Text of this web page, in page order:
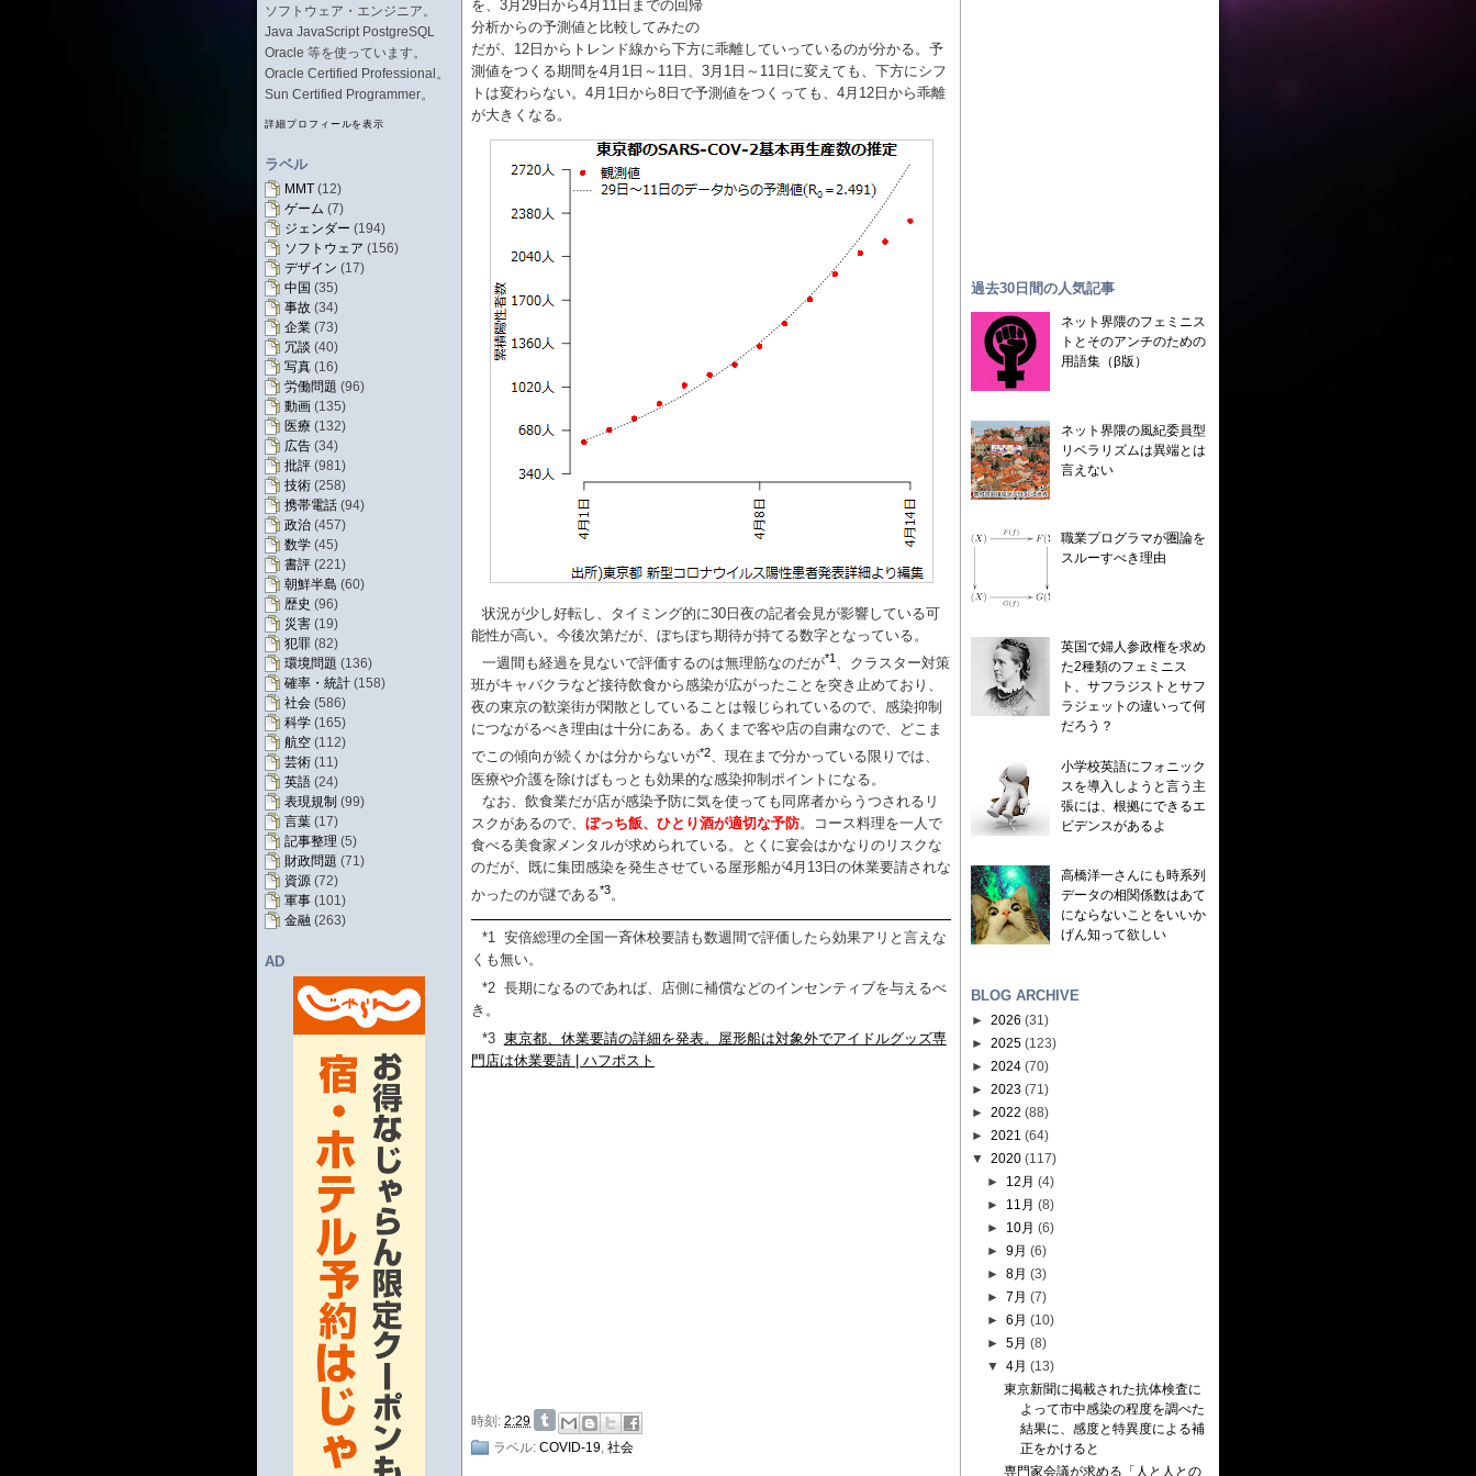
ソフトウェア・エンジニア。
Java JavaScript PostgreSQL
Oracle 等を使っています。
Oracle Certified Professional。
Sun Certified Programmer。
詳細プロフィールを表示
ラベル
MMT (12)
ゲーム (7)
ジェンダー (194)
ソフトウェア (156)
デザイン (17)
中国 (35)
事故 (34)
企業 (73)
冗談 (40)
写真 (16)
労働問題 (96)
動画 (135)
医療 (132)
広告 (34)
批評 (981)
技術 (258)
携帯電話 (94)
政治 (457)
数学 (45)
書評 (221)
朝鮮半島 (60)
歴史 (96)
災害 (19)
犯罪 (82)
環境問題 (136)
確率・統計 (158)
社会 (586)
科学 (165)
航空 (112)
芸術 (11)
英語 (24)
表現規制 (99)
言葉 (17)
記事整理 (5)
財政問題 (71)
資源 (72)
軍事 (101)
金融 (263)
AD
を、3月29日から4月11日までの回帰
分析からの予測値と比較してみたの
だが、12日からトレンド線から下方に乖離していっているのが分かる。予
測値をつくる期間を4月1日～11日、3月1日～11日に変えても、下方にシフ
トは変わらない。4月1日から8日で予測値をつくっても、4月12日から乖離
が大きくなる。
状況が少し好転し、タイミング的に30日夜の記者会見が影響している可
能性が高い。今後次第だが、ぼちぼち期待が持てる数字となっている。
一週間も経過を見ないで評価するのは無理筋なのだが*1、クラスター対策
班がキャバクラなど接待飲食から感染が広がったことを突き止めており、
夜の東京の歓楽街が閑散としていることは報じられているので、感染抑制
につながるべき理由は十分にある。あくまで客や店の自粛なので、どこま
でこの傾向が続くかは分からないが*2、現在まで分かっている限りでは、
医療や介護を除けばもっとも効果的な感染抑制ポイントになる。
なお、飲食業だが店が感染予防に気を使っても同席者からうつされるリ
スクがあるので、 ぼっち飯、ひとり酒が適切な予防。コース料理を一人で
食べる美食家メンタルが求められている。とくに宴会はかなりのリスクな
のだが、既に集団感染を発生させている屋形船が4月13日の休業要請されな
かったのが謎である*3。
*1
安倍総理の全国一斉休校要請も数週間で評価したら効果アリと言えな
くも無い。
*2 長期になるのであれば、店側に補償などのインセンティブを与えるべ
き。
*3 東京都、休業要請の詳細を発表。屋形船は対象外でアイドルグッズ専
門店は休業要請 | ハフポスト
時刻: 2:29
ラベル: COVID-19 社会
過去30日間の人気記事
ネット界隈のフェミニス
トとそのアンチのための
用語集（β版）
ネット界隈の風紀委員型
リベラリズムは異端とは
言えない
職業プログラマが圏論を
スルーすべき理由
英国で婦人参政権を求め
た2種類のフェミニス
ト、サフラジストとサフ
ラジェットの違いって何
だろう？
小学校英語にフォニック
スを導入しようと言う主
張には、根拠にできるエ
ビデンスがあるよ
高橋洋一さんにも時系列
データの相関係数はあて
にならないことをいいか
げん知って欲しい
BLOG ARCHIVE
► 2026 (31)
► 2025 (123)
► 2024 (70)
► 2023 (71)
► 2022 (88)
► 2021 (64)
▼ 2020 (117)
► 12月 (4)
► 11月 (8)
► 10月 (6)
►9月 (6)
►8月 (3)
►7月 (7)
►6月 (10)
►5月 (8)
▼ 4月 (13)
東京新聞に掲載された抗体検査に
よって市中感染の程度を調べた
結果に、感度と特異度による補
正をかけると
専門家会議が求める「人と人との